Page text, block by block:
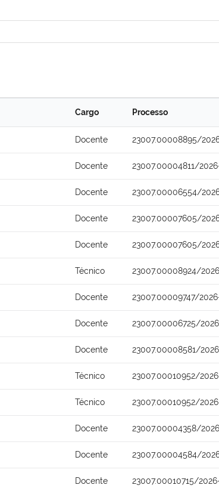
Cargo Processo
Docente 23007.00008895/
Docente 23007.00004811/
Docente 23007.00006554/
Docente 23007.00007605/
Docente 23007.00007605/
Técnico 23007.00008924/
Docente 23007.00009747/
Docente 23007.00006725/
Docente 23007.00008581/
Técnico 23007.00010952/
Técnico 23007.00010952/
Docente 23007.00004358/
Docente 23007.00004584/
Docente 23007.00010715/